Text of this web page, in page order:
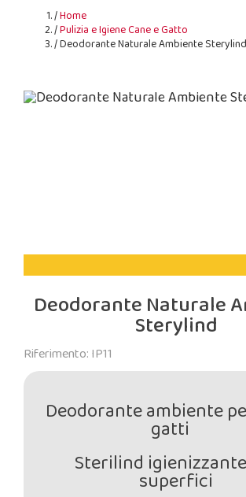
Home
Pulizia e Igiene Cane e Gatto
Deodorante Naturale Ambiente Sterylind
Deodorante Naturale
Sterylind
Riferimento: IP11
Deodorante ambiente
gatti
Sterilind
superfici